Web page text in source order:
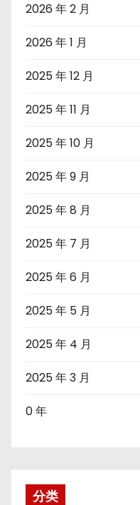
2026 年 2 月
2026 年 1 月
2025 年 12 月
2025 年 11 月
2025 年 10 月
2025 年 9 月
2025 年 8 月
2025 年 7 月
2025 年 6 月
2025 年 5 月
2025 年 4 月
2025 年 3 月
0 年
分类